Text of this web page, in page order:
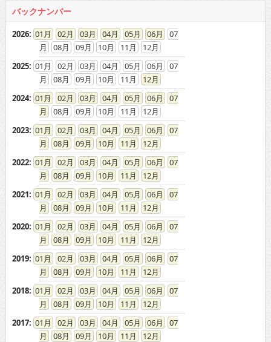
バックナンバー
2026: 01 02 03 04 05 06
07
08
09 10 11
12
2025: 01 02 03 04 05 06
07
08
09 10 11
12
2024: 01 02 03 04 05 06
07
08
09 10 11
12
2023: 01 02 03 04 05 06
07
08
09 10 11
12
2022: 01 02 03 04 05 06
07
08
09 10 11
12
2021: 01 02 03 04 05 06
07
08
09 10 11
12
2020: 01 02 03 04 05 06
07
08
09 10 11
12
2019: 01 02 03 04 05 06
07
08
09 10 11
12
2018: 01 02 03 04 05 06
07
08
09 10 11
12
2017: 01 02 03 04 05 06
07
08
09 10 11
12